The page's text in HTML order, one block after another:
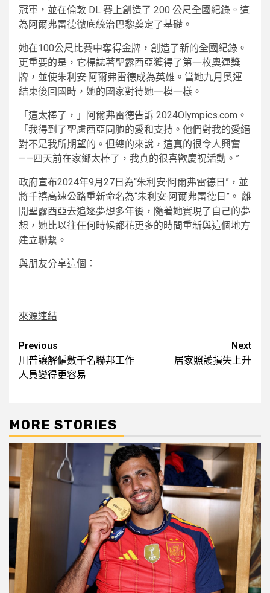
冠軍，並在倫敦 DL 賽上創造了 200 公尺全國紀錄。這
為阿爾弗雷德徹底統治巴黎奠定了基礎。
她在100公尺比賽中奪得金牌，創造了新的全國紀錄。
更重要的是，它標誌著聖露西亞獲得了第一枚奧運獎
牌，並使朱利安·阿爾弗雷德成為英雄。當她九月奧運
結束後回國時，她的國家對待她一模一樣。
「這太棒了，」阿爾弗雷德告訴 2024Olympics.com。
「我得到了聖盧西亞同胞的愛和支持。他們對我的愛絕
對不是我所期望的。但總的來說，這真的很令人興奮
——四天前在家鄉太棒了，我真的很喜歡慶祝活動。”
政府宣布2024年9月27日為“朱利安·阿爾弗雷德日”，並
將千禧高速公路重新命名為“朱利安·阿爾弗雷德日”。 離
開聖露西亞去追逐夢想多年後，隨著她實現了自己的夢
想，她比以往任何時候都花更多的時間重新與這個地方
建立聯繫。
與朋友分享這個：
來源連結
Post
navigation
Previous
川普讓解僱數千名聯邦工作
人員變得更容易
Next
居家照護損失上升
MORE STORIES